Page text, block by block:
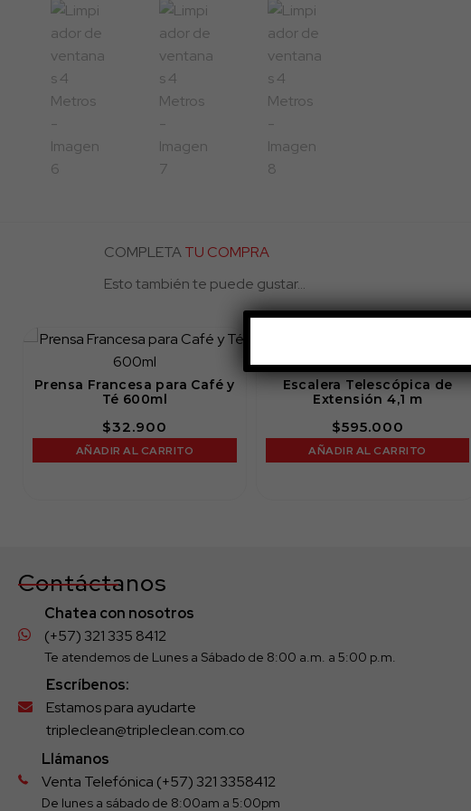
COMPLETATU COMPRA
Esto también te puede gustar...
Prensa Francesa para Café y
Té 600ml
$32.900
AÑADIR AL CARRITO
Escalera Telescópica de
Extensión 4,1 m
$595.000
AÑADIR AL CARRITO
Contáctanos
Chatea con nosotros
(+57) 321 335 8412
Te atendemos de Lunes a Sábado de 8:00 a.m. a 5:00 p.m.
Escríbenos:
Estamos para ayudarte
tripleclean@tripleclean.com.co
Llámanos
Venta Telefónica (+57) 321 3358412
De lunes a sábado de 8:00am a 5:00pm